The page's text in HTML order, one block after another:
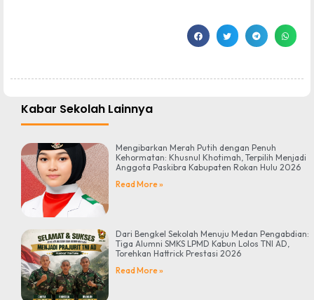
Kabar Sekolah Lainnya
Mengibarkan Merah Putih dengan Penuh
Kehormatan: Khusnul Khotimah, Terpilih Menjadi
Anggota Paskibra Kabupaten Rokan Hulu 2026
Read More »
Dari Bengkel Sekolah Menuju Medan Pengabdian:
Tiga Alumni SMKS LPMD Kabun Lolos TNI AD,
Torehkan Hattrick Prestasi 2026
Read More »